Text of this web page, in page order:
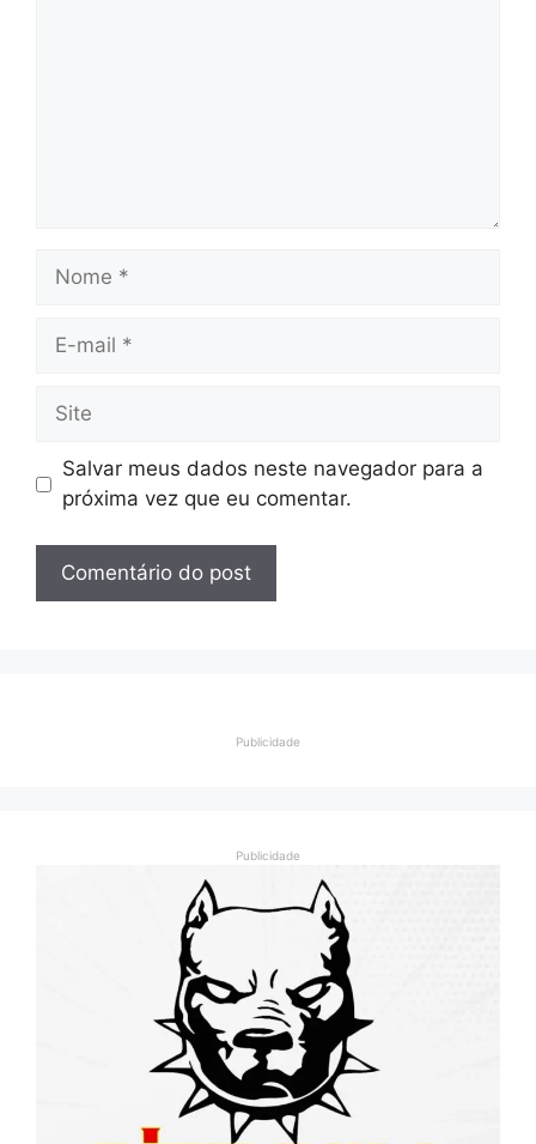
Nome
Site
Salvar meus dados neste navegador para a
próxima vez que eu comentar.
Publicidade
Publicidade